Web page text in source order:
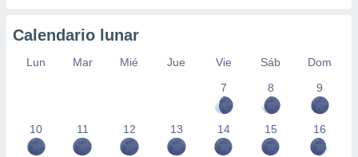
Calendario lunar
Lun Mar Mié Jue Vie Sáb
Dom
7
8 9
10 11 12 13 14 15 16